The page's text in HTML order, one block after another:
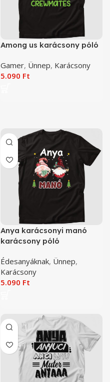
Among us karácsony póló
Gamer, Ünnep, Karácsony
5.090 Ft
Anya karácsonyi manó
karácsony póló
Édesanyáknak, Ünnep,
Karácsony
5.090 Ft